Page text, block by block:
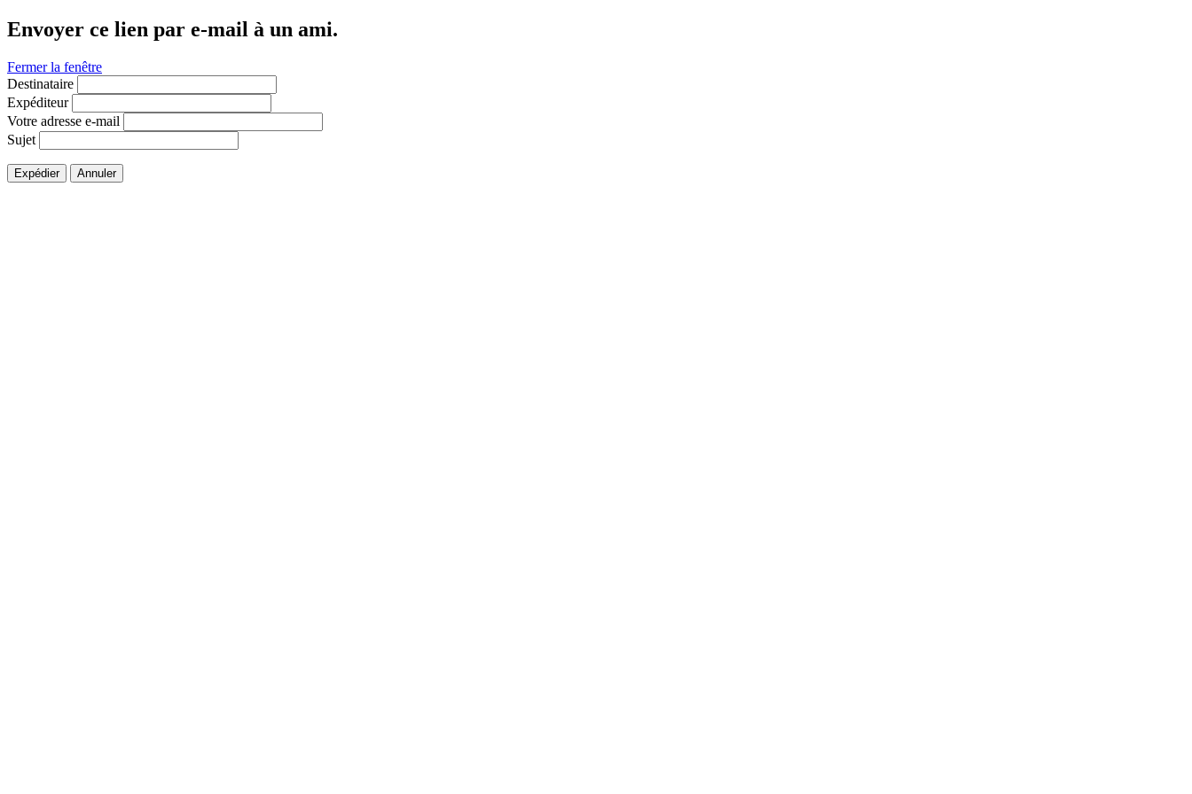
Envoyer ce lien par e-mail à un ami.
Fermer la fenêtre
Destinataire
Expéditeur
Votre adresse e-mail
Sujet
Expédier Annuler